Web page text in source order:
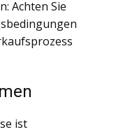
Achten Sie
ist